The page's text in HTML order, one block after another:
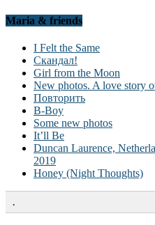
Maria & friends
I Felt the Same
Скандал!
Girl from the Moon
New photos. A love story
Повторить
B-Boy
Some new photos
It’ll Be
Duncan Laurence,
2019
Honey (Night Thoughts)
.